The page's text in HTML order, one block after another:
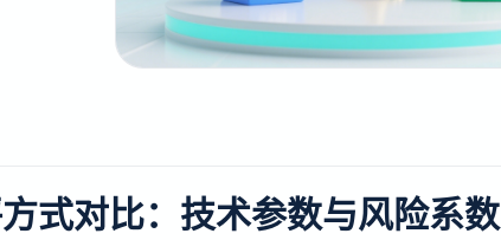
式对比：技术参数与风险系数